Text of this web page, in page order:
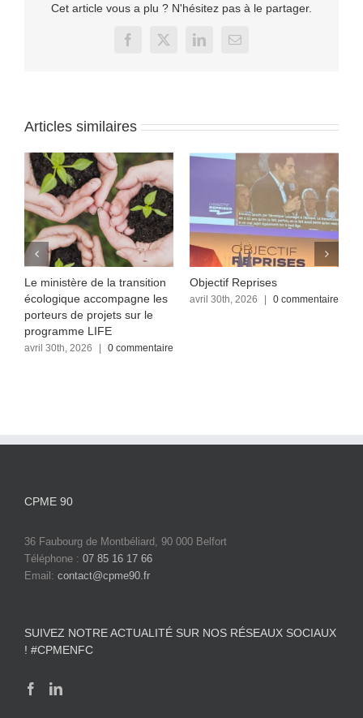
Cet article vous a plu ? N'hésitez pas à le partager.
Facebook
X LinkedInEmail
Articles similaires
Le ministère de la transition
écologique accompagne les
porteurs de projets sur le
programme LIFE
avril 30th, 2026 0 commentaire
Objectif Reprises
avril 30th, 2026 0 commentaire
CPME 90
36 Faubourg de Montbéliard, 90 000 Belfort
Téléphone : 07 85 16 17 66
Email: contact@cpme90.fr
SUIVEZ NOTRE ACTUALITÉ SUR NOS RÉSEAUX SOCIAUX
! #CPMENFC